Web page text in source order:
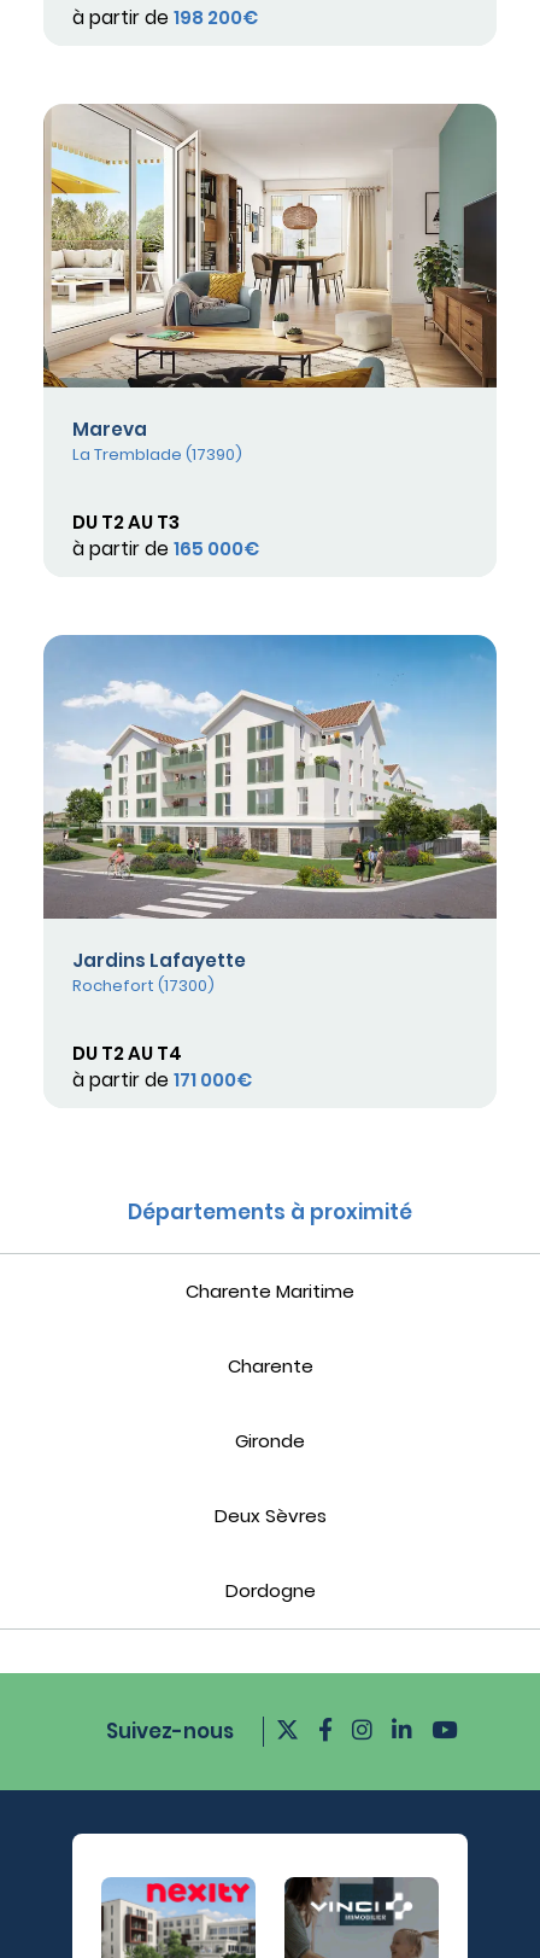
à partir de 198 200€
Mareva
La Tremblade (17390)
DU T2 AU T3
à partir de 165 000€
Jardins Lafayette
Rochefort (17300)
DU T2 AU T4
à partir de 171 000€
Départements à proximité
Charente Maritime
Charente
Gironde
Deux Sèvres
Dordogne
Suivez-nous